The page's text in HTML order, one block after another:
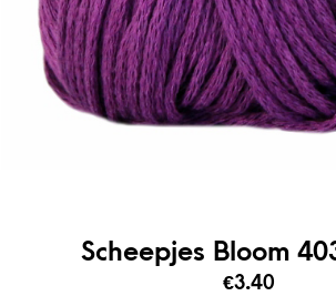
Scheepjes Bloom
€3.40